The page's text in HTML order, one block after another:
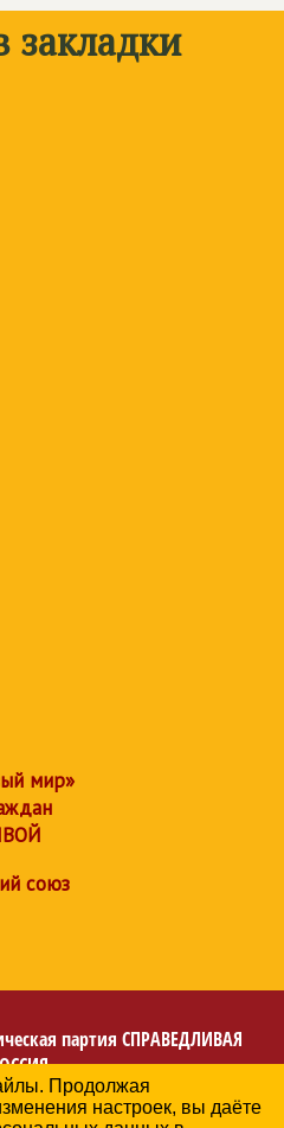
закладки
мир»
союз
партия СПРАВЕДЛИВАЯ
в Кемеровской области
Продолжая
настроек, вы даёте